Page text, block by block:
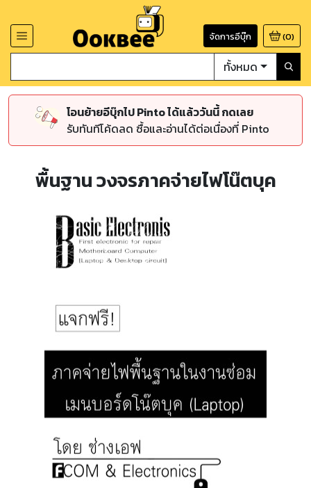
จัดการอีบุ๊ก (0)
ทั้งหมด
โอนย้ายอีบุ๊กไป Pinto ได้แล้ววันนี้ กดเลย
รับทันทีโค้ดลด ซื้อและอ่านได้ต่อเนื่องที่ Pinto
พื้นฐาน วงจรภาคจ่ายไฟโน๊ตบุค